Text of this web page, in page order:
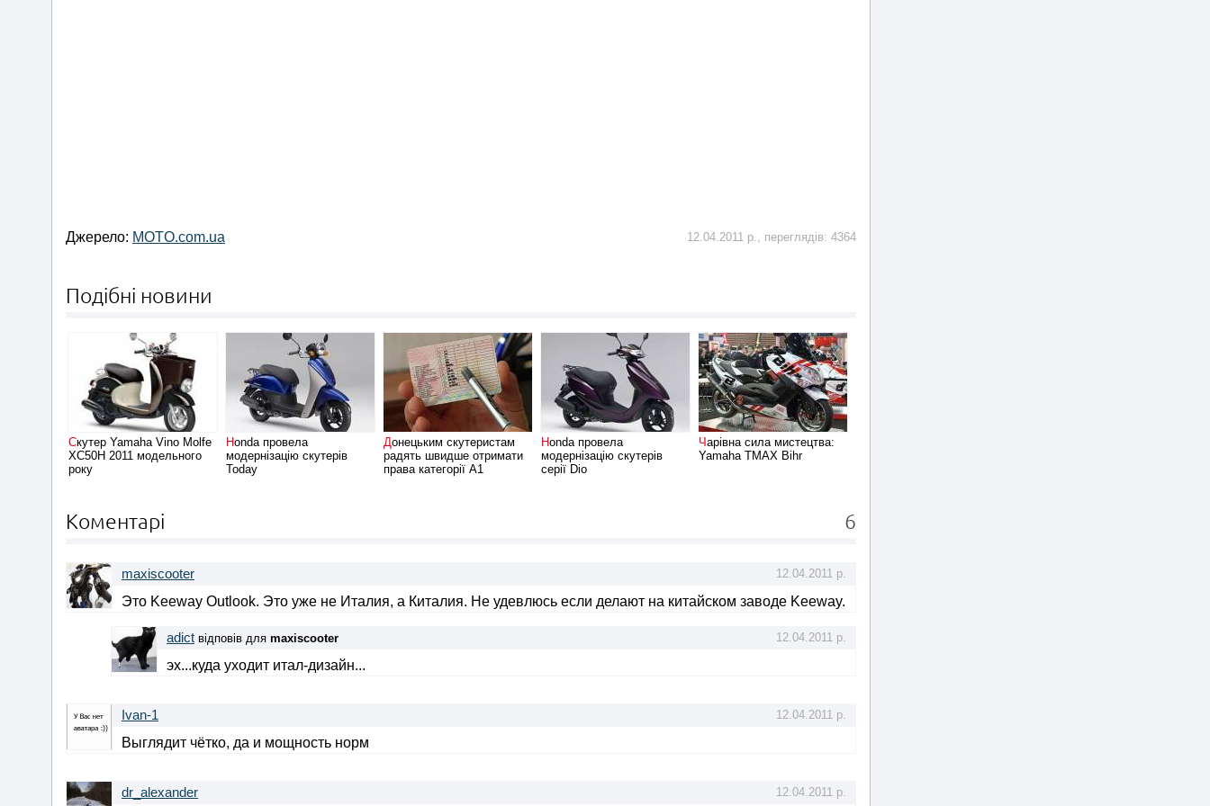
Джерело: MOTO.com.ua 12.04.2011 р., переглядів: 4364
Подібні новини
Скутер Yamaha Vino Molfe
XC50H 2011 модельного
року
Honda провела
модернізацію скутерів
Today
Донецьким скутеристам
радять швидше отримати
права категорії А1
Honda провела
модернізацію скутерів
серії Dio
Чарівна сила мистецтва:
Yamaha TMAX Bihr
Коментарі 6
maxiscooter 12.04.2011 р.
Это Keeway Outlook. Это уже не Италия, а Киталия. Не удевлюсь если делают на китайском заводе Keeway.
adict відповів для maxiscooter 12.04.2011 р.
эх...куда уходит итал-дизайн...
Ivan-1 12.04.2011 р.
Выглядит чётко, да и мощность норм
dr_alexander 12.04.2011 р.